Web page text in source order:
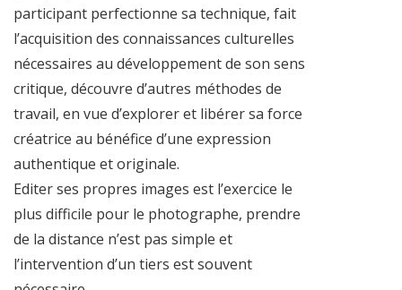
participant perfectionne sa technique, fait
l’acquisition des connaissances culturelles
nécessaires au développement de son sens
critique, découvre d’autres méthodes de
travail, en vue d’explorer et libérer sa force
créatrice au bénéfice d’une expression
authentique et originale.
Editer ses propres images est l’exercice le
plus difficile pour le photographe, prendre
de la distance n’est pas simple et
l’intervention d’un tiers est souvent